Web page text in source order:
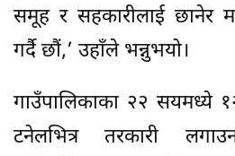
समूह र सहकारीलाई छानेर
गर्दै छौं,’ उहाँले भन्नुभयो।
गाउँपालिकाका २२ सयमध्ये
टनेलभित्र तरकारी